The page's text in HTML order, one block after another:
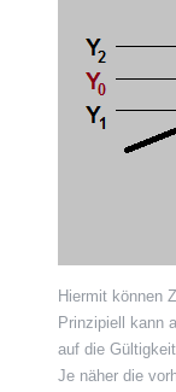
Hiermit können
Prinzipiell kann
auf die
Je näher die